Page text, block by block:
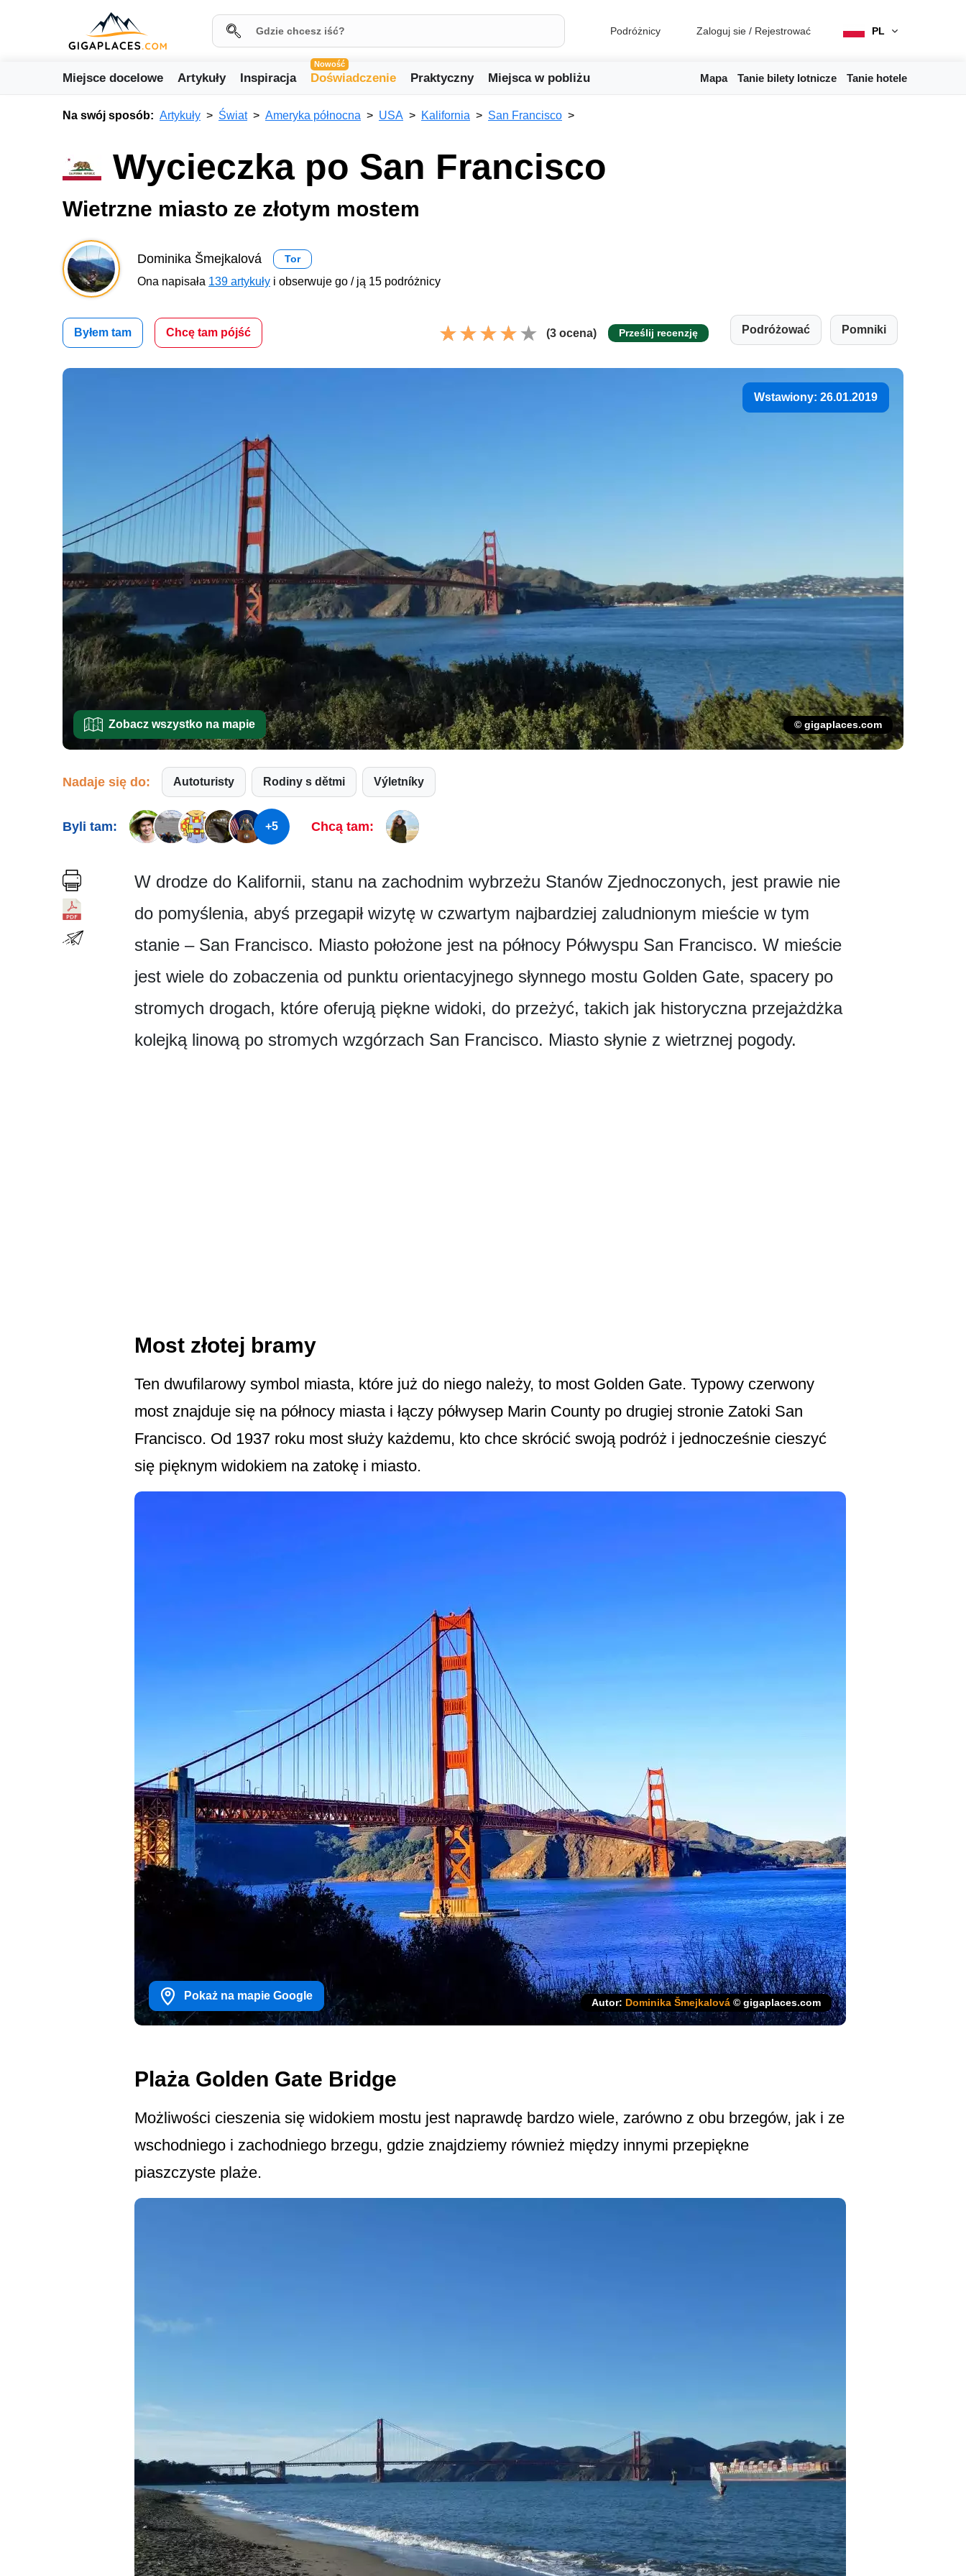
Podróżnicy Zaloguj sie / Rejestrować PL
Miejsce docelowe Artykuły Inspiracja
Nowość
Doświadczenie Praktyczny Miejsca w pobliżu Mapa Tanie bilety lotnicze Tanie hotele
Na swój sposób: Artykuły Świat Ameryka północna USA Kalifornia San Francisco
Wycieczka po San Francisco
Wietrzne miasto ze złotym mostem
Dominika Šmejkalová Tor
Ona napisała 139 artykuły i obserwuje go / ją 15 podróżnicy
Byłem tam Chcę tam pójść (3 ocena) Prześlij recenzję Podróżować Pomniki
Wstawiony: 26.01.2019
Zobacz wszystko na mapie © gigaplaces.com
Nadaje się do: Autoturisty Rodiny s dětmi Výletníky
Byli tam: +5 Chcą tam:
W drodze do Kalifornii, stanu na zachodnim wybrzeżu Stanów Zjednoczonych, jest prawie nie
do pomyślenia, abyś przegapił wizytę w czwartym najbardziej zaludnionym mieście w tym
stanie – San Francisco. Miasto położone jest na północy Półwyspu San Francisco. W mieście
jest wiele do zobaczenia od punktu orientacyjnego słynnego mostu Golden Gate, spacery po
stromych drogach, które oferują piękne widoki, do przeżyć, takich jak historyczna przejażdżka
kolejką linową po stromych wzgórzach San Francisco. Miasto słynie z wietrznej pogody.
Most złotej bramy
Ten dwufilarowy symbol miasta, które już do niego należy, to most Golden Gate. Typowy czerwony
most znajduje się na północy miasta i łączy półwysep Marin County po drugiej stronie Zatoki San
Francisco. Od 1937 roku most służy każdemu, kto chce skrócić swoją podróż i jednocześnie cieszyć
się pięknym widokiem na zatokę i miasto.
Pokaż na mapie Google
Autor: Dominika Šmejkalová © gigaplaces.com
Plaża Golden Gate Bridge
Możliwości cieszenia się widokiem mostu jest naprawdę bardzo wiele, zarówno z obu brzegów, jak i ze
wschodniego i zachodniego brzegu, gdzie znajdziemy również między innymi przepiękne
piaszczyste plaże.